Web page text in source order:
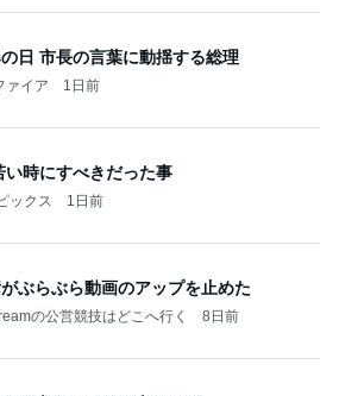
日 市長の言葉に動揺する総理
ァイア 1日前
い時にすべきだった事
ックス 1日前
ぶらぶら動画のアップを止めた
の公営競技はどこへ行く 8日前